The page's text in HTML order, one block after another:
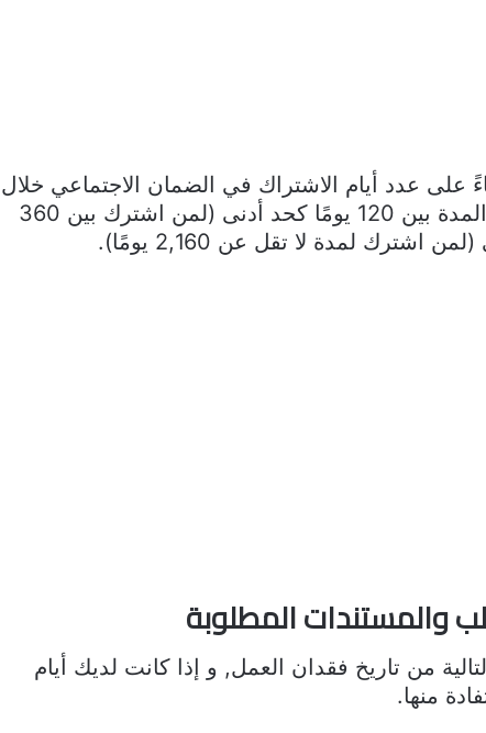
على عدد أيام الاشتراك في الضمان الاجتماعي خلال
السنوات الست الأخيرة, وتتراوح المدة بين 120 يومًا كحد أدنى (لمن اشترك بين 360
والمستندات المطلوبة
الطلب خلال 15 يومًا التالية من تاريخ فقدان العمل, و إذا كانت لديك أيام
منها.